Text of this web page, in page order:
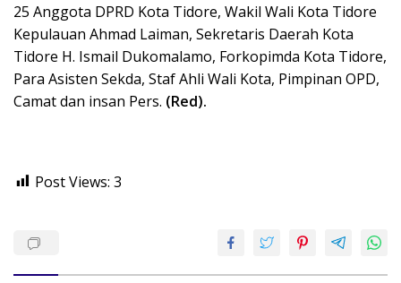
25 Anggota DPRD Kota Tidore, Wakil Wali Kota Tidore
Kepulauan Ahmad Laiman, Sekretaris Daerah Kota
Tidore H. Ismail Dukomalamo, Forkopimda Kota Tidore,
Para Asisten Sekda, Staf Ahli Wali Kota, Pimpinan OPD,
Camat dan insan Pers. (Red).
Post Views: 3